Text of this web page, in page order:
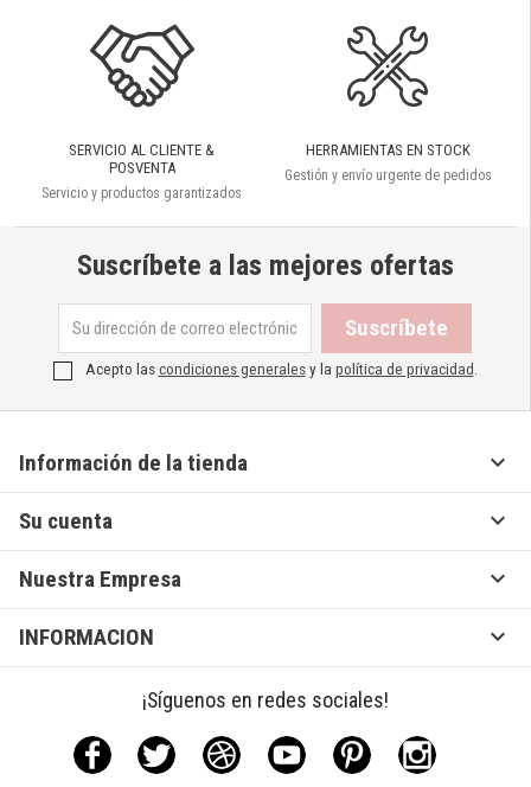
SERVICIO AL CLIENTE &
POSVENTA
Servicio y productos garantizados
HERRAMIENTAS EN STOCK
Gestión y envío urgente de pedidos
Suscríbete a las mejores ofertas
Acepto lascondiciones generalesy la política de privacidad
Información de la tienda 
Su cuenta 
Nuestra Empresa 
INFORMACION 
¡Síguenos en redes sociales!
Facebook Twitter Rss YouTubePinterestInstagram